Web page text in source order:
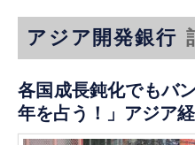
アジア開発銀行
各国成長鈍化でもバ
年を占う！」アジア